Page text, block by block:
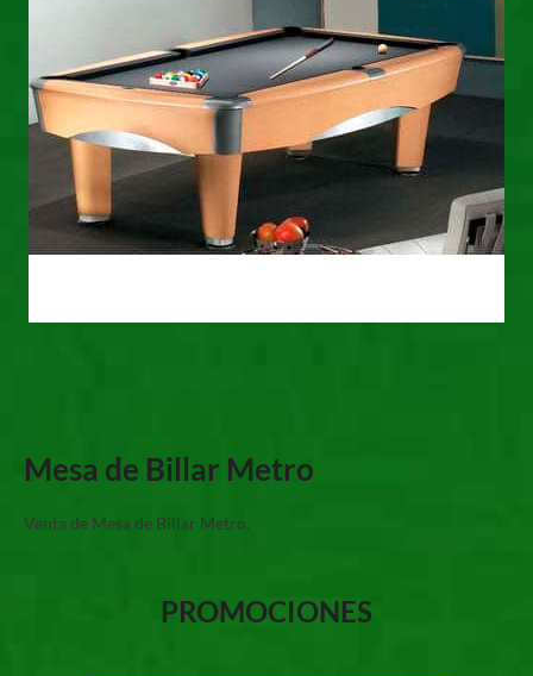
Mesa de Billar Metro
Venta de Mesa de Billar Metro.
PROMOCIONES